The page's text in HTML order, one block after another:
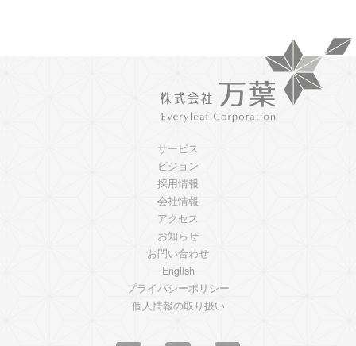
サービス
ビジョン
採用情報
会社情報
アクセス
お知らせ
お問い合わせ
English
プライバシーポリシー
個人情報の取り扱い